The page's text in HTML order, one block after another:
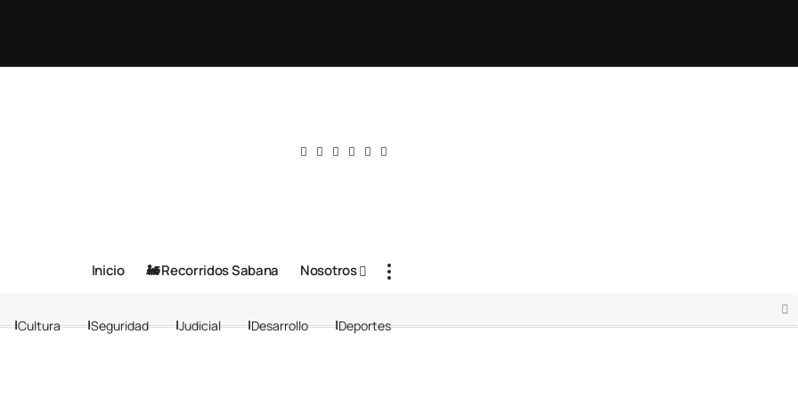
Inicio 🚂 Recorridos Sabana Nosotros
Cultura Seguridad Judicial Desarrollo Deportes